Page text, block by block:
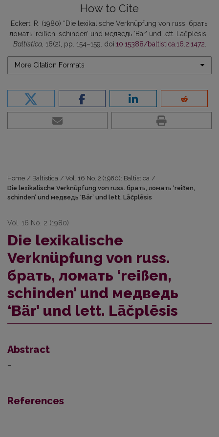
How to Cite
Eckert, R. (1980) “Die lexikalische Verknüpfung von russ. брать,
ломать ‘reißen, schinden’ und медведь ‘Bär’ und lett. Lāčplēsis”,
Baltistica, 16(2), pp. 154–159. doi:10.15388/baltistica.16.2.1472
More Citation Formats
Home / Baltistica / Vol. 16 No. 2 (1980): Baltistica /
Die lexikalische Verknüpfung von russ. брать, ломать ‘reißen,
schinden’ und медведь ‘Bär’ und lett. Lāčplēsis
Vol. 16 No. 2 (1980)
Die lexikalische
Verknüpfung von russ.
брать, ломать ‘reißen,
schinden’ und медведь
‘Bär’ und lett. Lāčplēsis
Abstract
–
References